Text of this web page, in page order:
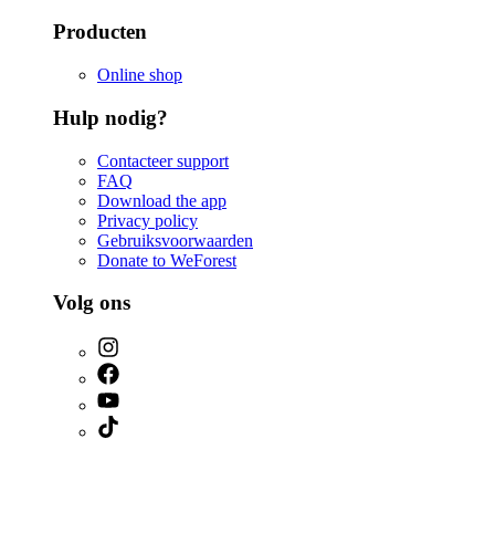
Producten
Online shop
Hulp nodig?
Contacteer support
FAQ
Download the app
Privacy policy
Gebruiksvoorwaarden
Donate to WeForest
Volg ons